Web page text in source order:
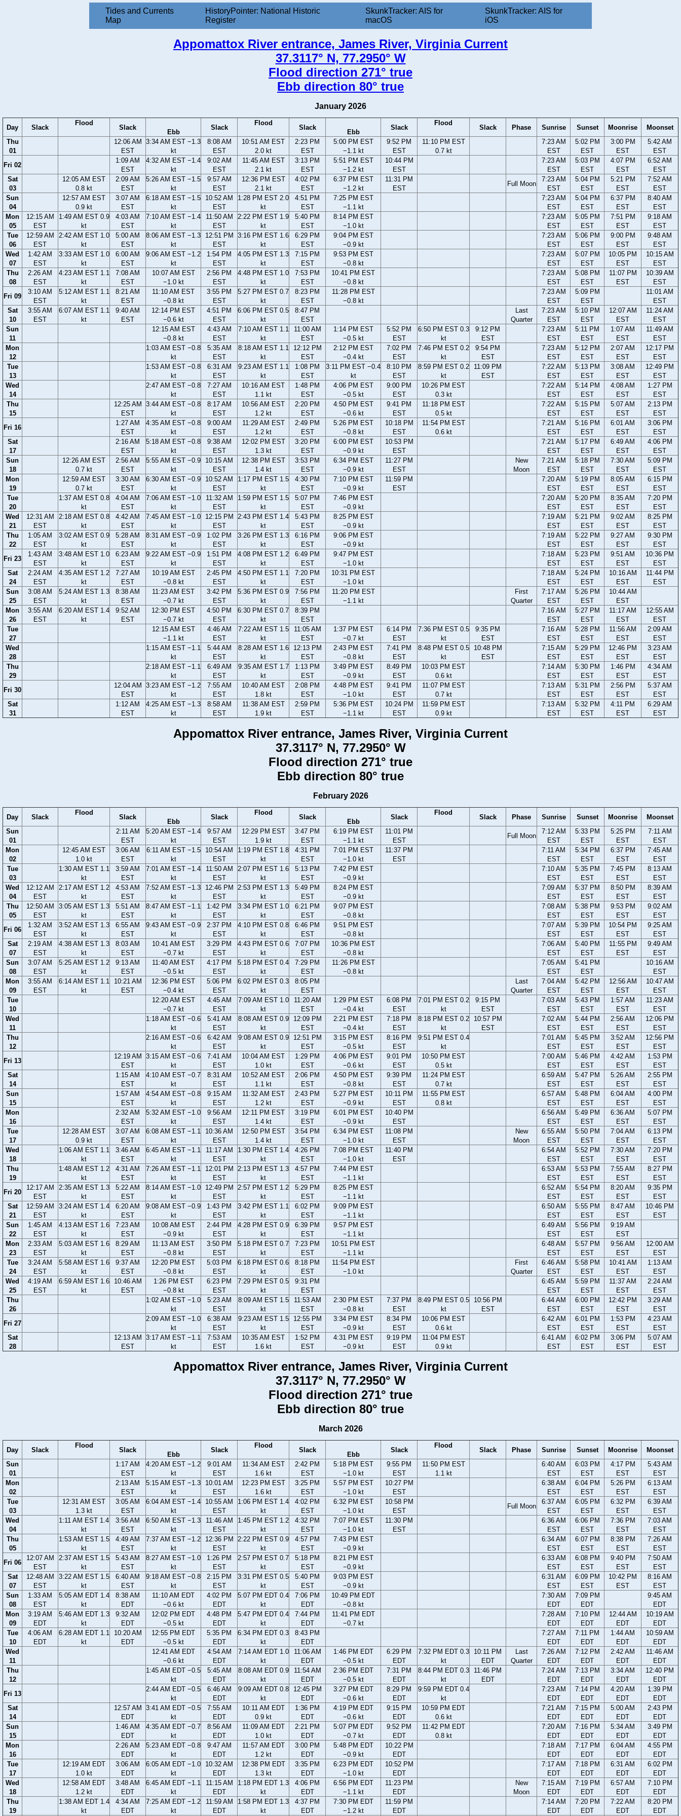
Tides and Currents
Map
HistoryPointer: National Historic
Register
SkunkTracker: AIS for
macOS
SkunkTracker: AIS for
iOS
Appomattox River entrance, James River, Virginia Current
37.3117° N, 77.2950° W
Flood direction 271° true
Ebb direction 80° true
January 2026
Day Slack
Flood
Slack
Ebb
Slack
Flood
Slack
Ebb
Slack
Flood
Slack Phase Sunrise Sunset Moonrise
Moonset
Thu
01
12:06 AM
EST
3:34 AM EST −1.3
kt
8:08 AM
EST
10:51 AM EST
2.0 kt
2:23 PM
EST
5:00 PM EST
−1.1 kt
9:52 PM
EST
11:10 PM EST
0.7 kt
7:23 AM
EST
5:02 PM
EST
3:00 PM
EST
5:42 AM
EST
Fri 02
1:09 AM
EST
4:32 AM EST −1.4
kt
9:02 AM
EST
11:45 AM EST
2.1 kt
3:13 PM
EST
5:51 PM EST
−1.2 kt
10:44 PM
EST
7:23 AM
EST
5:03 PM
EST
4:07 PM
EST
6:52 AM
EST
Sat
03
12:05 AM EST
0.8 kt
2:09 AM
EST
5:26 AM EST −1.5
kt
9:57 AM
EST
12:36 PM EST
2.1 kt
4:02 PM
EST
6:37 PM EST
−1.2 kt
11:31 PM
EST
Full Moon
7:23 AM
EST
5:04 PM
EST
5:21 PM
EST
7:52 AM
EST
Sun
04
12:57 AM EST
0.9 kt
3:07 AM
EST
6:18 AM EST −1.5
kt
10:52 AM
EST
1:28 PM EST 2.0
kt
4:51 PM
EST
7:25 PM EST
−1.1 kt
7:23 AM
EST
5:04 PM
EST
6:37 PM
EST
8:40 AM
EST
Mon
05
12:15 AM
EST
1:49 AM EST 0.9
kt
4:03 AM
EST
7:10 AM EST −1.4
kt
11:50 AM
EST
2:22 PM EST 1.9
kt
5:40 PM
EST
8:14 PM EST
−1.0 kt
7:23 AM
EST
5:05 PM
EST
7:51 PM
EST
9:18 AM
EST
Tue
06
12:59 AM
EST
2:42 AM EST 1.0
kt
5:00 AM
EST
8:06 AM EST −1.3
kt
12:51 PM
EST
3:16 PM EST 1.6
kt
6:29 PM
EST
9:04 PM EST
−0.9 kt
7:23 AM
EST
5:06 PM
EST
9:00 PM
EST
9:48 AM
EST
Wed
07
1:42 AM
EST
3:33 AM EST 1.0
kt
6:00 AM
EST
9:06 AM EST −1.2
kt
1:54 PM
EST
4:05 PM EST 1.3
kt
7:15 PM
EST
9:53 PM EST
−0.8 kt
7:23 AM
EST
5:07 PM
EST
10:05 PM
EST
10:15 AM
EST
Thu
08
2:26 AM
EST
4:23 AM EST 1.1
kt
7:08 AM
EST
10:07 AM EST
−1.0 kt
2:56 PM
EST
4:48 PM EST 1.0
kt
7:53 PM
EST
10:41 PM EST
−0.8 kt
7:23 AM
EST
5:08 PM
EST
11:07 PM
EST
10:39 AM
EST
Fri 09
3:10 AM
EST
5:12 AM EST 1.1
kt
8:21 AM
EST
11:10 AM EST
−0.8 kt
3:55 PM
EST
5:27 PM EST 0.7
kt
8:23 PM
EST
11:28 PM EST
−0.8 kt
7:23 AM
EST
5:09 PM
EST
11:01 AM
EST
Sat
10
3:55 AM
EST
6:07 AM EST 1.1
kt
9:40 AM
EST
12:14 PM EST
−0.6 kt
4:51 PM
EST
6:06 PM EST 0.5
kt
8:47 PM
EST
Last
Quarter
7:23 AM
EST
5:10 PM
EST
12:07 AM
EST
11:24 AM
EST
Sun
11
12:15 AM EST
−0.8 kt
4:43 AM
EST
7:10 AM EST 1.1
kt
11:00 AM
EST
1:14 PM EST
−0.5 kt
5:52 PM
EST
6:50 PM EST 0.3
kt
9:12 PM
EST
7:23 AM
EST
5:11 PM
EST
1:07 AM
EST
11:49 AM
EST
Mon
12
1:03 AM EST −0.8
kt
5:35 AM
EST
8:18 AM EST 1.1
kt
12:12 PM
EST
2:12 PM EST
−0.4 kt
7:02 PM
EST
7:46 PM EST 0.2
kt
9:54 PM
EST
7:23 AM
EST
5:12 PM
EST
2:07 AM
EST
12:17 PM
EST
Tue
13
1:53 AM EST −0.8
kt
6:31 AM
EST
9:23 AM EST 1.1
kt
1:08 PM
EST
3:11 PM EST −0.4
kt
8:10 PM
EST
8:59 PM EST 0.2
kt
11:09 PM
EST
7:22 AM
EST
5:13 PM
EST
3:08 AM
EST
12:49 PM
EST
Wed
14
2:47 AM EST −0.8
kt
7:27 AM
EST
10:16 AM EST
1.1 kt
1:48 PM
EST
4:06 PM EST
−0.5 kt
9:00 PM
EST
10:26 PM EST
0.3 kt
7:22 AM
EST
5:14 PM
EST
4:08 AM
EST
1:27 PM
EST
Thu
15
12:25 AM
EST
3:44 AM EST −0.8
kt
8:17 AM
EST
10:56 AM EST
1.2 kt
2:20 PM
EST
4:50 PM EST
−0.6 kt
9:41 PM
EST
11:18 PM EST
0.5 kt
7:22 AM
EST
5:15 PM
EST
5:07 AM
EST
2:13 PM
EST
Fri 16
1:27 AM
EST
4:35 AM EST −0.8
kt
9:00 AM
EST
11:29 AM EST
1.2 kt
2:49 PM
EST
5:26 PM EST
−0.8 kt
10:18 PM
EST
11:54 PM EST
0.6 kt
7:21 AM
EST
5:16 PM
EST
6:01 AM
EST
3:06 PM
EST
Sat
17
2:16 AM
EST
5:18 AM EST −0.8
kt
9:38 AM
EST
12:02 PM EST
1.3 kt
3:20 PM
EST
6:00 PM EST
−0.9 kt
10:53 PM
EST
7:21 AM
EST
5:17 PM
EST
6:49 AM
EST
4:06 PM
EST
Sun
18
12:26 AM EST
0.7 kt
2:56 AM
EST
5:55 AM EST −0.9
kt
10:15 AM
EST
12:38 PM EST
1.4 kt
3:53 PM
EST
6:34 PM EST
−0.9 kt
11:27 PM
EST
New
Moon
7:21 AM
EST
5:18 PM
EST
7:30 AM
EST
5:09 PM
EST
Mon
19
12:59 AM EST
0.7 kt
3:30 AM
EST
6:30 AM EST −0.9
kt
10:52 AM
EST
1:17 PM EST 1.5
kt
4:30 PM
EST
7:10 PM EST
−0.9 kt
11:59 PM
EST
7:20 AM
EST
5:19 PM
EST
8:05 AM
EST
6:15 PM
EST
Tue
20
1:37 AM EST 0.8
kt
4:04 AM
EST
7:06 AM EST −1.0
kt
11:32 AM
EST
1:59 PM EST 1.5
kt
5:07 PM
EST
7:46 PM EST
−0.9 kt
7:20 AM
EST
5:20 PM
EST
8:35 AM
EST
7:20 PM
EST
Wed
21
12:31 AM
EST
2:18 AM EST 0.8
kt
4:42 AM
EST
7:45 AM EST −1.0
kt
12:15 PM
EST
2:43 PM EST 1.4
kt
5:43 PM
EST
8:25 PM EST
−0.9 kt
7:19 AM
EST
5:21 PM
EST
9:02 AM
EST
8:25 PM
EST
Thu
22
1:05 AM
EST
3:02 AM EST 0.9
kt
5:28 AM
EST
8:31 AM EST −0.9
kt
1:02 PM
EST
3:26 PM EST 1.3
kt
6:16 PM
EST
9:06 PM EST
−0.9 kt
7:19 AM
EST
5:22 PM
EST
9:27 AM
EST
9:30 PM
EST
Fri 23
1:43 AM
EST
3:48 AM EST 1.0
kt
6:23 AM
EST
9:22 AM EST −0.9
kt
1:51 PM
EST
4:08 PM EST 1.2
kt
6:49 PM
EST
9:47 PM EST
−1.0 kt
7:18 AM
EST
5:23 PM
EST
9:51 AM
EST
10:36 PM
EST
Sat
24
2:24 AM
EST
4:35 AM EST 1.2
kt
7:27 AM
EST
10:19 AM EST
−0.8 kt
2:45 PM
EST
4:50 PM EST 1.1
kt
7:20 PM
EST
10:31 PM EST
−1.0 kt
7:18 AM
EST
5:24 PM
EST
10:16 AM
EST
11:44 PM
EST
Sun
25
3:08 AM
EST
5:24 AM EST 1.3
kt
8:38 AM
EST
11:23 AM EST
−0.7 kt
3:42 PM
EST
5:36 PM EST 0.9
kt
7:56 PM
EST
11:20 PM EST
−1.1 kt
First
Quarter
7:17 AM
EST
5:26 PM
EST
10:44 AM
EST
Mon
26
3:55 AM
EST
6:20 AM EST 1.4
kt
9:52 AM
EST
12:30 PM EST
−0.7 kt
4:50 PM
EST
6:30 PM EST 0.7
kt
8:39 PM
EST
7:16 AM
EST
5:27 PM
EST
11:17 AM
EST
12:55 AM
EST
Tue
27
12:15 AM EST
−1.1 kt
4:46 AM
EST
7:22 AM EST 1.5
kt
11:05 AM
EST
1:37 PM EST
−0.7 kt
6:14 PM
EST
7:36 PM EST 0.5
kt
9:35 PM
EST
7:16 AM
EST
5:28 PM
EST
11:56 AM
EST
2:09 AM
EST
Wed
28
1:15 AM EST −1.1
kt
5:44 AM
EST
8:28 AM EST 1.6
kt
12:13 PM
EST
2:43 PM EST
−0.8 kt
7:41 PM
EST
8:48 PM EST 0.5
kt
10:48 PM
EST
7:15 AM
EST
5:29 PM
EST
12:46 PM
EST
3:23 AM
EST
Thu
29
2:18 AM EST −1.1
kt
6:49 AM
EST
9:35 AM EST 1.7
kt
1:13 PM
EST
3:49 PM EST
−0.9 kt
8:49 PM
EST
10:03 PM EST
0.6 kt
7:14 AM
EST
5:30 PM
EST
1:46 PM
EST
4:34 AM
EST
Fri 30
12:04 AM
EST
3:23 AM EST −1.2
kt
7:55 AM
EST
10:40 AM EST
1.8 kt
2:08 PM
EST
4:48 PM EST
−1.0 kt
9:41 PM
EST
11:07 PM EST
0.7 kt
7:13 AM
EST
5:31 PM
EST
2:56 PM
EST
5:37 AM
EST
Sat
31
1:12 AM
EST
4:25 AM EST −1.3
kt
8:58 AM
EST
11:38 AM EST
1.9 kt
2:59 PM
EST
5:36 PM EST
−1.1 kt
10:24 PM
EST
11:59 PM EST
0.9 kt
7:13 AM
EST
5:32 PM
EST
4:11 PM
EST
6:29 AM
EST
Appomattox River entrance, James River, Virginia Current
37.3117° N, 77.2950° W
Flood direction 271° true
Ebb direction 80° true
February 2026
Day Slack
Flood
Slack
Ebb
Slack
Flood
Slack
Ebb
Slack
Flood
Slack Phase Sunrise Sunset Moonrise
Moonset
Sun
01
2:11 AM
EST
5:20 AM EST −1.4
kt
9:57 AM
EST
12:29 PM EST
1.9 kt
3:47 PM
EST
6:19 PM EST
−1.1 kt
11:01 PM
EST
Full Moon
7:12 AM
EST
5:33 PM
EST
5:25 PM
EST
7:11 AM
EST
Mon
02
12:45 AM EST
1.0 kt
3:06 AM
EST
6:11 AM EST −1.5
kt
10:54 AM
EST
1:19 PM EST 1.8
kt
4:31 PM
EST
7:01 PM EST
−1.0 kt
11:37 PM
EST
7:11 AM
EST
5:34 PM
EST
6:37 PM
EST
7:45 AM
EST
Tue
03
1:30 AM EST 1.1
kt
3:59 AM
EST
7:01 AM EST −1.4
kt
11:50 AM
EST
2:07 PM EST 1.6
kt
5:13 PM
EST
7:42 PM EST
−0.9 kt
7:10 AM
EST
5:35 PM
EST
7:45 PM
EST
8:13 AM
EST
Wed
04
12:12 AM
EST
2:17 AM EST 1.2
kt
4:53 AM
EST
7:52 AM EST −1.3
kt
12:46 PM
EST
2:53 PM EST 1.3
kt
5:49 PM
EST
8:24 PM EST
−0.9 kt
7:09 AM
EST
5:37 PM
EST
8:50 PM
EST
8:39 AM
EST
Thu
05
12:50 AM
EST
3:05 AM EST 1.3
kt
5:51 AM
EST
8:47 AM EST −1.1
kt
1:42 PM
EST
3:34 PM EST 1.0
kt
6:21 PM
EST
9:07 PM EST
−0.8 kt
7:08 AM
EST
5:38 PM
EST
9:53 PM
EST
9:02 AM
EST
Fri 06
1:32 AM
EST
3:52 AM EST 1.3
kt
6:55 AM
EST
9:43 AM EST −0.9
kt
2:37 PM
EST
4:10 PM EST 0.8
kt
6:46 PM
EST
9:51 PM EST
−0.8 kt
7:07 AM
EST
5:39 PM
EST
10:54 PM
EST
9:25 AM
EST
Sat
07
2:19 AM
EST
4:38 AM EST 1.3
kt
8:03 AM
EST
10:41 AM EST
−0.7 kt
3:29 PM
EST
4:43 PM EST 0.6
kt
7:07 PM
EST
10:36 PM EST
−0.8 kt
7:06 AM
EST
5:40 PM
EST
11:55 PM
EST
9:49 AM
EST
Sun
08
3:07 AM
EST
5:25 AM EST 1.2
kt
9:13 AM
EST
11:40 AM EST
−0.5 kt
4:17 PM
EST
5:18 PM EST 0.4
kt
7:29 PM
EST
11:26 PM EST
−0.8 kt
7:05 AM
EST
5:41 PM
EST
10:16 AM
EST
Mon
09
3:55 AM
EST
6:14 AM EST 1.1
kt
10:21 AM
EST
12:36 PM EST
−0.4 kt
5:06 PM
EST
6:02 PM EST 0.3
kt
8:05 PM
EST
Last
Quarter
7:04 AM
EST
5:42 PM
EST
12:56 AM
EST
10:47 AM
EST
Tue
10
12:20 AM EST
−0.7 kt
4:45 AM
EST
7:09 AM EST 1.0
kt
11:20 AM
EST
1:29 PM EST
−0.4 kt
6:08 PM
EST
7:01 PM EST 0.2
kt
9:15 PM
EST
7:03 AM
EST
5:43 PM
EST
1:57 AM
EST
11:23 AM
EST
Wed
11
1:18 AM EST −0.6
kt
5:41 AM
EST
8:08 AM EST 0.9
kt
12:09 PM
EST
2:21 PM EST
−0.4 kt
7:18 PM
EST
8:18 PM EST 0.2
kt
10:57 PM
EST
7:02 AM
EST
5:44 PM
EST
2:56 AM
EST
12:06 PM
EST
Thu
12
2:16 AM EST −0.6
kt
6:42 AM
EST
9:08 AM EST 0.9
kt
12:51 PM
EST
3:15 PM EST
−0.5 kt
8:16 PM
EST
9:51 PM EST 0.4
kt
7:01 AM
EST
5:45 PM
EST
3:52 AM
EST
12:56 PM
EST
Fri 13
12:19 AM
EST
3:15 AM EST −0.6
kt
7:41 AM
EST
10:04 AM EST
1.0 kt
1:29 PM
EST
4:06 PM EST
−0.6 kt
9:01 PM
EST
10:50 PM EST
0.5 kt
7:00 AM
EST
5:46 PM
EST
4:42 AM
EST
1:53 PM
EST
Sat
14
1:15 AM
EST
4:10 AM EST −0.7
kt
8:31 AM
EST
10:52 AM EST
1.1 kt
2:06 PM
EST
4:50 PM EST
−0.8 kt
9:39 PM
EST
11:24 PM EST
0.7 kt
6:59 AM
EST
5:47 PM
EST
5:26 AM
EST
2:55 PM
EST
Sun
15
1:57 AM
EST
4:54 AM EST −0.8
kt
9:15 AM
EST
11:32 AM EST
1.2 kt
2:43 PM
EST
5:27 PM EST
−0.9 kt
10:11 PM
EST
11:55 PM EST
0.8 kt
6:57 AM
EST
5:48 PM
EST
6:04 AM
EST
4:00 PM
EST
Mon
16
2:32 AM
EST
5:32 AM EST −1.0
kt
9:56 AM
EST
12:11 PM EST
1.4 kt
3:19 PM
EST
6:01 PM EST
−0.9 kt
10:40 PM
EST
6:56 AM
EST
5:49 PM
EST
6:36 AM
EST
5:07 PM
EST
Tue
17
12:28 AM EST
0.9 kt
3:07 AM
EST
6:08 AM EST −1.1
kt
10:36 AM
EST
12:50 PM EST
1.4 kt
3:54 PM
EST
6:34 PM EST
−1.0 kt
11:08 PM
EST
New
Moon
6:55 AM
EST
5:50 PM
EST
7:04 AM
EST
6:13 PM
EST
Wed
18
1:06 AM EST 1.1
kt
3:46 AM
EST
6:45 AM EST −1.1
kt
11:17 AM
EST
1:30 PM EST 1.4
kt
4:26 PM
EST
7:08 PM EST
−1.0 kt
11:40 PM
EST
6:54 AM
EST
5:52 PM
EST
7:30 AM
EST
7:20 PM
EST
Thu
19
1:48 AM EST 1.2
kt
4:31 AM
EST
7:26 AM EST −1.1
kt
12:01 PM
EST
2:13 PM EST 1.3
kt
4:57 PM
EST
7:44 PM EST
−1.1 kt
6:53 AM
EST
5:53 PM
EST
7:55 AM
EST
8:27 PM
EST
Fri 20
12:17 AM
EST
2:35 AM EST 1.3
kt
5:22 AM
EST
8:14 AM EST −1.0
kt
12:49 PM
EST
2:57 PM EST 1.2
kt
5:29 PM
EST
8:25 PM EST
−1.1 kt
6:52 AM
EST
5:54 PM
EST
8:20 AM
EST
9:35 PM
EST
Sat
21
12:59 AM
EST
3:24 AM EST 1.4
kt
6:20 AM
EST
9:08 AM EST −0.9
kt
1:43 PM
EST
3:42 PM EST 1.1
kt
6:02 PM
EST
9:09 PM EST
−1.1 kt
6:50 AM
EST
5:55 PM
EST
8:47 AM
EST
10:46 PM
EST
Sun
22
1:45 AM
EST
4:13 AM EST 1.6
kt
7:23 AM
EST
10:08 AM EST
−0.9 kt
2:44 PM
EST
4:28 PM EST 0.9
kt
6:39 PM
EST
9:57 PM EST
−1.1 kt
6:49 AM
EST
5:56 PM
EST
9:19 AM
EST
Mon
23
2:33 AM
EST
5:03 AM EST 1.6
kt
8:29 AM
EST
11:13 AM EST
−0.8 kt
3:50 PM
EST
5:18 PM EST 0.7
kt
7:23 PM
EST
10:51 PM EST
−1.1 kt
6:48 AM
EST
5:57 PM
EST
9:56 AM
EST
12:00 AM
EST
Tue
24
3:24 AM
EST
5:58 AM EST 1.6
kt
9:37 AM
EST
12:20 PM EST
−0.8 kt
5:03 PM
EST
6:18 PM EST 0.6
kt
8:18 PM
EST
11:54 PM EST
−1.0 kt
First
Quarter
6:46 AM
EST
5:58 PM
EST
10:41 AM
EST
1:13 AM
EST
Wed
25
4:19 AM
EST
6:59 AM EST 1.6
kt
10:46 AM
EST
1:26 PM EST
−0.8 kt
6:23 PM
EST
7:29 PM EST 0.5
kt
9:31 PM
EST
6:45 AM
EST
5:59 PM
EST
11:37 AM
EST
2:24 AM
EST
Thu
26
1:02 AM EST −1.0
kt
5:23 AM
EST
8:09 AM EST 1.5
kt
11:53 AM
EST
2:30 PM EST
−0.8 kt
7:37 PM
EST
8:49 PM EST 0.5
kt
10:56 PM
EST
6:44 AM
EST
6:00 PM
EST
12:42 PM
EST
3:29 AM
EST
Fri 27
2:09 AM EST −1.0
kt
6:38 AM
EST
9:23 AM EST 1.5
kt
12:55 PM
EST
3:34 PM EST
−0.9 kt
8:34 PM
EST
10:06 PM EST
0.6 kt
6:42 AM
EST
6:01 PM
EST
1:53 PM
EST
4:23 AM
EST
Sat
28
12:13 AM
EST
3:17 AM EST −1.1
kt
7:53 AM
EST
10:35 AM EST
1.6 kt
1:52 PM
EST
4:31 PM EST
−0.9 kt
9:19 PM
EST
11:04 PM EST
0.9 kt
6:41 AM
EST
6:02 PM
EST
3:06 PM
EST
5:07 AM
EST
Appomattox River entrance, James River, Virginia Current
37.3117° N, 77.2950° W
Flood direction 271° true
Ebb direction 80° true
March 2026
Day Slack
Flood
Slack
Ebb
Slack
Flood
Slack
Ebb
Slack
Flood
Slack Phase Sunrise Sunset Moonrise
Moonset
Sun
01
1:17 AM
EST
4:20 AM EST −1.2
kt
9:01 AM
EST
11:34 AM EST
1.6 kt
2:42 PM
EST
5:18 PM EST
−1.0 kt
9:55 PM
EST
11:50 PM EST
1.1 kt
6:40 AM
EST
6:03 PM
EST
4:17 PM
EST
5:43 AM
EST
Mon
02
2:13 AM
EST
5:15 AM EST −1.3
kt
10:01 AM
EST
12:23 PM EST
1.6 kt
3:25 PM
EST
5:57 PM EST
−1.0 kt
10:27 PM
EST
6:38 AM
EST
6:04 PM
EST
5:26 PM
EST
6:13 AM
EST
Tue
03
12:31 AM EST
1.3 kt
3:05 AM
EST
6:04 AM EST −1.4
kt
10:55 AM
EST
1:06 PM EST 1.4
kt
4:02 PM
EST
6:32 PM EST
−1.0 kt
10:58 PM
EST
Full Moon
6:37 AM
EST
6:05 PM
EST
6:32 PM
EST
6:39 AM
EST
Wed
04
1:11 AM EST 1.4
kt
3:56 AM
EST
6:50 AM EST −1.3
kt
11:46 AM
EST
1:45 PM EST 1.2
kt
4:32 PM
EST
7:07 PM EST
−1.0 kt
11:30 PM
EST
6:36 AM
EST
6:06 PM
EST
7:36 PM
EST
7:03 AM
EST
Thu
05
1:53 AM EST 1.5
kt
4:49 AM
EST
7:37 AM EST −1.2
kt
12:36 PM
EST
2:22 PM EST 0.9
kt
4:57 PM
EST
7:43 PM EST
−0.9 kt
6:34 AM
EST
6:07 PM
EST
8:38 PM
EST
7:26 AM
EST
Fri 06
12:07 AM
EST
2:37 AM EST 1.5
kt
5:43 AM
EST
8:27 AM EST −1.0
kt
1:26 PM
EST
2:57 PM EST 0.7
kt
5:18 PM
EST
8:21 PM EST
−0.9 kt
6:33 AM
EST
6:08 PM
EST
9:40 PM
EST
7:50 AM
EST
Sat
07
12:48 AM
EST
3:22 AM EST 1.5
kt
6:40 AM
EST
9:18 AM EST −0.8
kt
2:15 PM
EST
3:31 PM EST 0.5
kt
5:40 PM
EST
9:03 PM EST
−0.9 kt
6:31 AM
EST
6:09 PM
EST
10:42 PM
EST
8:16 AM
EST
Sun
08
1:33 AM
EST
5:05 AM EDT 1.4
kt
8:38 AM
EDT
11:10 AM EDT
−0.6 kt
4:02 PM
EDT
5:07 PM EDT 0.4
kt
7:06 PM
EDT
10:49 PM EDT
−0.8 kt
7:30 AM
EDT
7:09 PM
EDT
9:45 AM
EDT
Mon
09
3:19 AM
EDT
5:46 AM EDT 1.3
kt
9:32 AM
EDT
12:02 PM EDT
−0.5 kt
4:48 PM
EDT
5:47 PM EDT 0.4
kt
7:44 PM
EDT
11:41 PM EDT
−0.7 kt
7:28 AM
EDT
7:10 PM
EDT
12:44 AM
EDT
10:19 AM
EDT
Tue
10
4:06 AM
EDT
6:28 AM EDT 1.1
kt
10:20 AM
EDT
12:55 PM EDT
−0.5 kt
5:35 PM
EDT
6:34 PM EDT 0.3
kt
8:43 PM
EDT
7:27 AM
EDT
7:11 PM
EDT
1:44 AM
EDT
10:59 AM
EDT
Wed
11
12:41 AM EDT
−0.6 kt
4:54 AM
EDT
7:14 AM EDT 1.0
kt
11:06 AM
EDT
1:46 PM EDT
−0.5 kt
6:29 PM
EDT
7:32 PM EDT 0.3
kt
10:11 PM
EDT
Last
Quarter
7:26 AM
EDT
7:12 PM
EDT
2:42 AM
EDT
11:46 AM
EDT
Thu
12
1:45 AM EDT −0.5
kt
5:45 AM
EDT
8:08 AM EDT 0.9
kt
11:54 AM
EDT
2:36 PM EDT
−0.5 kt
7:31 PM
EDT
8:44 PM EDT 0.3
kt
11:46 PM
EDT
7:24 AM
EDT
7:13 PM
EDT
3:34 AM
EDT
12:40 PM
EDT
Fri 13
2:44 AM EDT −0.5
kt
6:46 AM
EDT
9:09 AM EDT 0.8
kt
12:45 PM
EDT
3:27 PM EDT
−0.6 kt
8:29 PM
EDT
9:59 PM EDT 0.4
kt
7:23 AM
EDT
7:14 PM
EDT
4:20 AM
EDT
1:39 PM
EDT
Sat
14
12:57 AM
EDT
3:41 AM EDT −0.5
kt
7:55 AM
EDT
10:11 AM EDT
0.9 kt
1:36 PM
EDT
4:19 PM EDT
−0.6 kt
9:15 PM
EDT
10:59 PM EDT
0.6 kt
7:21 AM
EDT
7:15 PM
EDT
5:00 AM
EDT
2:43 PM
EDT
Sun
15
1:46 AM
EDT
4:35 AM EDT −0.7
kt
8:56 AM
EDT
11:09 AM EDT
1.0 kt
2:21 PM
EDT
5:07 PM EDT
−0.7 kt
9:52 PM
EDT
11:42 PM EDT
0.8 kt
7:20 AM
EDT
7:16 PM
EDT
5:34 AM
EDT
3:49 PM
EDT
Mon
16
2:26 AM
EDT
5:23 AM EDT −0.8
kt
9:47 AM
EDT
11:57 AM EDT
1.2 kt
3:00 PM
EDT
5:48 PM EDT
−0.9 kt
10:22 PM
EDT
7:18 AM
EDT
7:17 PM
EDT
6:04 AM
EDT
4:55 PM
EDT
Tue
17
12:19 AM EDT
1.0 kt
3:06 AM
EDT
6:05 AM EDT −1.0
kt
10:32 AM
EDT
12:38 PM EDT
1.3 kt
3:35 PM
EDT
6:23 PM EDT
−1.0 kt
10:52 PM
EDT
7:17 AM
EDT
7:18 PM
EDT
6:31 AM
EDT
6:02 PM
EDT
Wed
18
12:58 AM EDT
1.2 kt
3:48 AM
EDT
6:45 AM EDT −1.1
kt
11:15 AM
EDT
1:18 PM EDT 1.3
kt
4:06 PM
EDT
6:56 PM EDT
−1.1 kt
11:23 PM
EDT
New
Moon
7:15 AM
EDT
7:19 PM
EDT
6:57 AM
EDT
7:10 PM
EDT
Thu
19
1:38 AM EDT 1.4
kt
4:34 AM
EDT
7:25 AM EDT −1.2
kt
11:59 AM
EDT
1:58 PM EDT 1.3
kt
4:37 PM
EDT
7:30 PM EDT
−1.2 kt
11:59 PM
EDT
7:14 AM
EDT
7:20 PM
EDT
7:22 AM
EDT
8:20 PM
EDT